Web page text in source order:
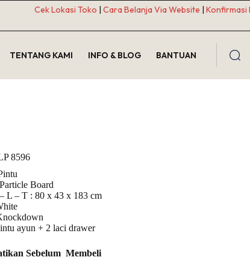
ke akun Anda, dan untuk tujuan lain yang dijelaskan dalam
Cek Lokasi Toko | Cara Belanja Via Website | Konfirmasi
TENTANG KAMI INFO & BLOG BANTUAN
8596
Board
L – T : 80 x 43 x 183 cm
ayun + 2 laci drawer
Sebelum Membeli